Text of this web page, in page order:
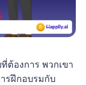
ต้องการ พวกเขา
รฝึกอบรมกับ